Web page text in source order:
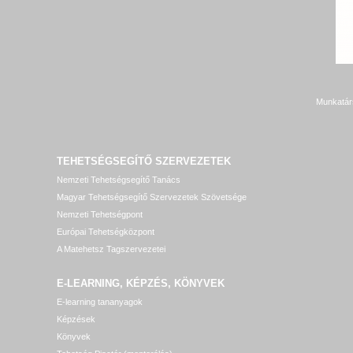
TEHETSÉGSEGÍTŐ SZERVEZETEK
Nemzeti Tehetségsegítő Tanács
Magyar Tehetségsegítő Szervezetek Szövetsége
Nemzeti Tehetségpont
Európai Tehetségközpont
A Matehetsz Tagszervezetei
E-LEARNING, KÉPZÉS, KÖNYVEK
E-learning tananyagok
Képzések
Könyvek